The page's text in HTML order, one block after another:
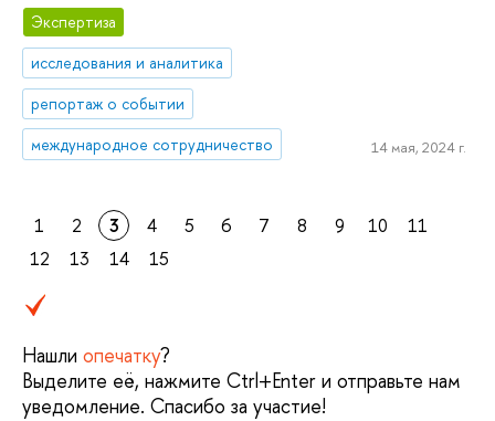
Экспертиза
исследования и аналитика
репортаж о событии
международное сотрудничество
14 мая, 2024 г.
1 2 3 4 5 6 7 8 9 10
11
12
13 14 15
Нашли опечатку?
Выделите её, нажмите Ctrl+Enter и отправьте нам
уведомление. Спасибо за участие!